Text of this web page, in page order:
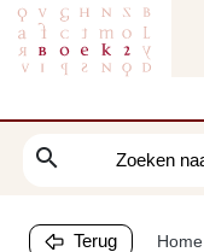
search
Terug Home